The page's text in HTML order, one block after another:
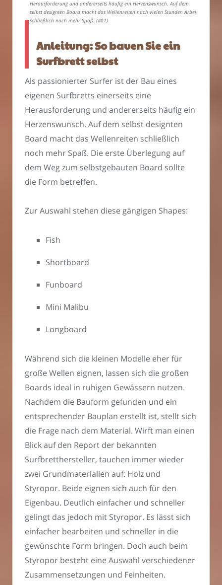
Herausforderung und andererseits häufig ein Herzenswunsch. Auf dem
selbst designten Board macht das Wellenreiten nach vielen Stunden Arbeit
schließlich noch mehr Spaß. (#01)
Anleitung: So bauen Sie ein
Surfbrett selbst
Als passionierter Surfer ist der Bau eines
eigenen Surfbretts einerseits eine
Herausforderung und andererseits häufig ein
Herzenswunsch. Auf dem selbst designten
Board macht das Wellenreiten schließlich
noch mehr Spaß. Die erste Überlegung auf
dem Weg zum selbstgebauten Board sollte
die Form betreffen.
Zur Auswahl stehen diese gängigen Shapes:
Fish
Shortboard
Funboard
Mini Malibu
Longboard
Während sich die kleinen Modelle eher für
große Wellen eignen, lassen sich die großen
Boards ideal in ruhigen Gewässern nutzen.
Nachdem die Bauform gefunden und ein
entsprechender Bauplan erstellt ist, stellt sich
die Frage nach dem Material. Wirft man einen
Blick auf den Report der bekannten
Surfbretthersteller, tauchen immer wieder
zwei Grundmaterialien auf: Holz und
Styropor. Beide eignen sich auch für den
Eigenbau. Deutlich einfacher und schneller
gelingt das jedoch mit Styropor. Es lässt sich
einfacher bearbeiten und schneller in die
gewünschte Form bringen. Doch auch beim
Styropor besteht eine Auswahl verschiedener
Zusammensetzungen und Feinheiten.